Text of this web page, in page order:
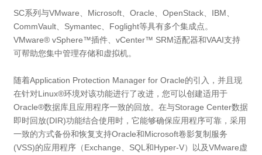
SC系列与VMware、Microsoft、Oracle、OpenStack、IBM、
CommVault、Symantec、Foglight等具有多个集成点。
VMware® vSphere™插件、vCenter™ SRM适配器和VAAI支持
可帮助您集中管理存储和虚拟机。
随着Application Protection Manager for Oracle的引入，并且现
在针对Linux®环境对该功能进行了改进，您可以创建适用于
Oracle®数据库且应用程序一致的回放。在与Storage Center数据
即时回放(DIR)功能结合使用时，它能够确保应用程序可靠，采用
一致的方式备份和恢复支持Oracle和Microsoft卷影复制服务
(VSS)的应用程序（Exchange、SQL和Hyper-V）以及VMware虚